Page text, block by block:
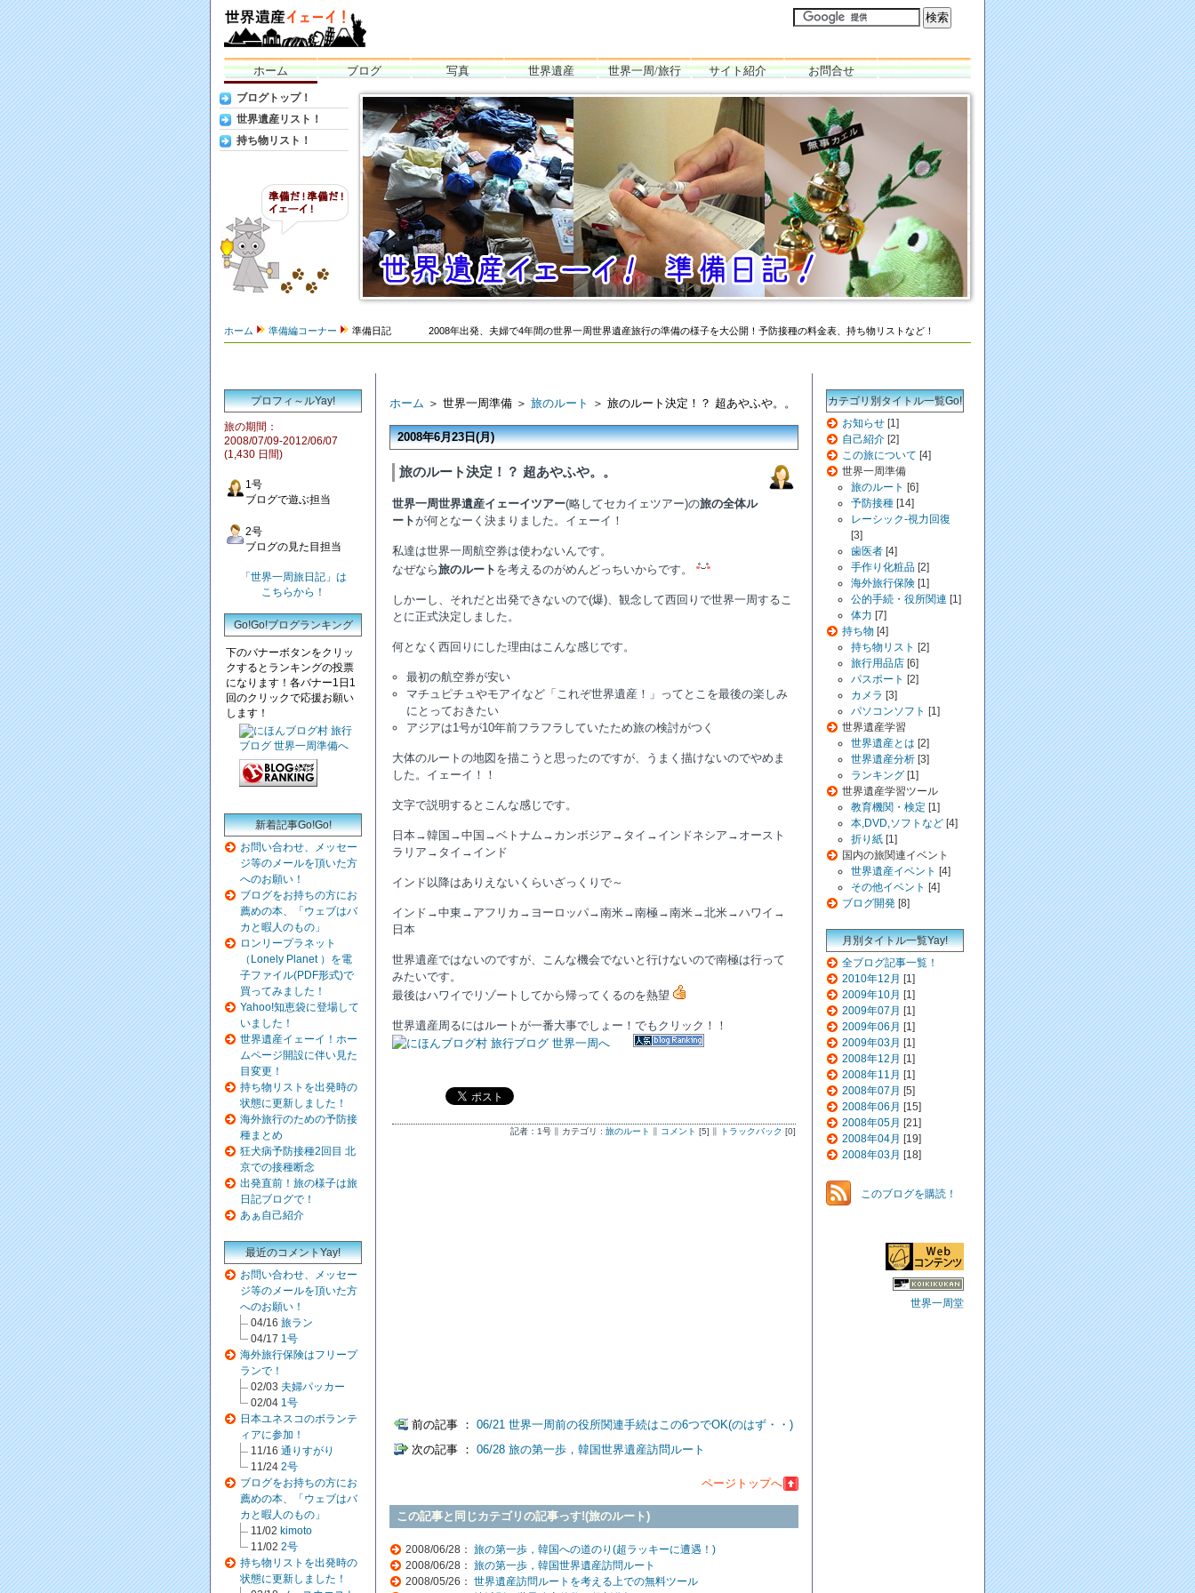
ホーム ブログ 写真 世界遺産 世界一周/旅行 サイト紹介 お問合せ
ブログトップ！
世界遺産リスト！
持ち物リスト！
世界遺産イェーイ！世界一周旅行準備日記ブログ
全部見るぞ世界遺産！ 2008年出発！バックパッカー夫婦の世界一周旅行ブログ ～準備編～
ホーム 準備編コーナー 準備日記 2008年出発、夫婦で4年間の世界一周世界遺産旅行の準備の様子を大公開！予防接種の料金表、持ち物リストなど！
プロフィ～ルYay!
旅の期間：
2008/07/09-2012/06/07
(1,430 日間)
1号
ブログで遊ぶ担当
2号
ブログの見た目担当
「世界一周旅日記」は
こちらから！
Go!Go!ブログランキング
下のバナーボタンをクリッ
クするとランキングの投票
になります！各バナー1日1
回のクリックで応援お願い
します！
新着記事Go!Go!
お問い合わせ、メッセー
ジ等のメールを頂いた方
へのお願い！
ブログをお持ちの方にお
薦めの本、「ウェブはバ
カと暇人のもの」
ロンリープラネット
（Lonely Planet ）を電
子ファイル(PDF形式)で
買ってみました！
Yahoo!知恵袋に登場して
いました！
世界遺産イェーイ！ホー
ムページ開設に伴い見た
目変更！
持ち物リストを出発時の
状態に更新しました！
海外旅行のための予防接
種まとめ
狂犬病予防接種2回目 北
京での接種断念
出発直前！旅の様子は旅
日記ブログで！
あぁ自己紹介
最近のコメントYay!
お問い合わせ、メッセー
ジ等のメールを頂いた方
へのお願い！
04/16 旅ラン
04/17 1号
海外旅行保険はフリープ
ランで！
02/03 夫婦パッカー
02/04 1号
日本ユネスコのボランテ
ィアに参加！
11/16 通りすがり
11/24 2号
ブログをお持ちの方にお
薦めの本、「ウェブはバ
カと暇人のもの」
11/02 kimoto
11/02 2号
持ち物リストを出発時の
状態に更新しました！
ホーム ＞ 世界一周準備 ＞ 旅のルート ＞ 旅のルート決定！？ 超あやふや。。
2008年6月23日(月)
旅のルート決定！？ 超あやふや。。
世界一周世界遺産イェーイツアー(略してセカイェツアー)の旅の全体ル
ートが何となーく決まりました。イェーイ！
私達は世界一周航空券は使わないんです。
なぜなら旅のルート を考えるのがめんどっちいからです。
しかーし、それだと出発できないので(爆)、観念して西回りで世界一周するこ
とに正式決定しました。
何となく西回りにした理由はこんな感じです。
最初の航空券が安い
マチュピチュやモアイなど「これぞ世界遺産！」ってとこを最後の楽しみ
にとっておきたい
アジアは1号が10年前フラフラしていたため旅の検討がつく
大体のルートの地図を描こうと思ったのですが、うまく描けないのでやめま
した。イェーイ！！
文字で説明するとこんな感じです。
日本→韓国→中国→ベトナム→カンボジア→タイ→インドネシア→オースト
ラリア→タイ→インド
インド以降はありえないくらいざっくりで～
インド→中東→アフリカ→ヨーロッパ→南米→南極→南米→北米→ハワイ→
日本
世界遺産ではないのですが、こんな機会でないと行けないので南極は行って
みたいです。
最後はハワイでリゾートしてから帰ってくるのを熱望
世界遺産周るにはルートが一番大事でしょー！でもクリック！！
記者：1号 ∥ カテゴリ : 旅のルート コメント [5] ∥ トラックバック [0]
前の記事 ： 06/21 世界一周前の役所関連手続はこの6つでOK(のはず・・)
次の記事 ： 06/28 旅の第一歩，韓国世界遺産訪問ルート
ページトップへ
この記事と同じカテゴリの記事っす!(旅のルート)
2008/06/28： 旅の第一歩，韓国への道のり(超ラッキーに遭遇！)
2008/06/28： 旅の第一歩，韓国世界遺産訪問ルート
2008/05/26： 世界遺産訪問ルートを考える上での無料ツール
カテゴリ別タイトル一覧Go!
お知らせ [1]
自己紹介 [2]
この旅について [4]
世界一周準備
旅のルート [6]
予防接種 [14]
レーシック-視力回復
[3]
歯医者 [4]
手作り化粧品 [2]
海外旅行保険 [1]
公的手続・役所関連 [1]
体力 [7]
持ち物 [4]
持ち物リスト [2]
旅行用品店 [6]
パスポート [2]
カメラ [3]
パソコンソフト [1]
世界遺産学習
世界遺産とは [2]
世界遺産分析 [3]
ランキング [1]
世界遺産学習ツール
教育機関・検定 [1]
本,DVD,ソフトなど [4]
折り紙 [1]
国内の旅関連イベント
世界遺産イベント [4]
その他イベント [4]
ブログ開発 [8]
月別タイトル一覧Yay!
全ブログ記事一覧！
2010年12月 [1]
2009年10月 [1]
2009年07月 [1]
2009年06月 [1]
2009年03月 [1]
2008年12月 [1]
2008年11月 [1]
2008年07月 [5]
2008年06月 [15]
2008年05月 [21]
2008年04月 [19]
2008年03月 [18]
このブログを購読！
世界一周堂